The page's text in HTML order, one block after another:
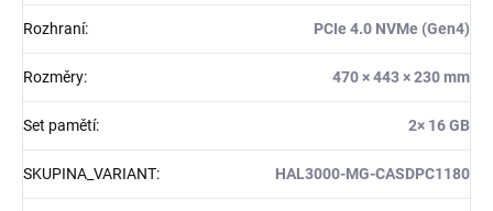
Rozhraní: PCIe 4.0 NVMe (Gen4)
Rozměry: 470 × 443 × 230 mm
Set pamětí: 2× 16 GB
SKUPINA_VARIANT: HAL3000-MG-CASDPC1180